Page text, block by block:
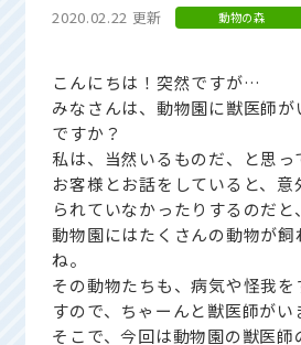
2020.02.22 更新 動物の森
こんにちは！突然ですが…
みなさんは、動物園に獣医師
ですか？
私は、当然いるものだ、と思っ
お客様とお話をしていると、意
られていなかったりするのだと
動物園にはたくさんの動物が飼
ね。
その動物たちも、病気や怪我を
すので、ちゃーんと獣医師がい
そこで、今回は動物園の獣医師